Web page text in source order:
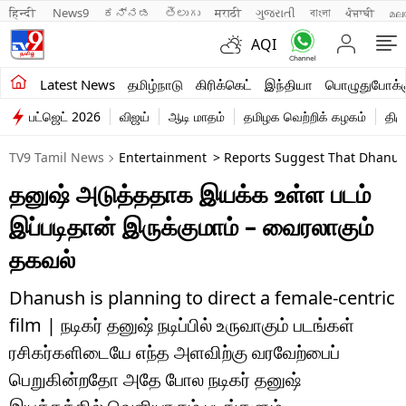
हिन्दी News9 ಕನ್ನಡ తెలుగు मराठी ગુજરાતી বাংলা ਪੰਜਾਬੀ
AQI
Latest News தமிழ்நாடு கிரிக்கெட் இந்தியா
சமீபத்திய செய்திகள்
தமிழ்நாடு
இந்தியா
உலகம்
விளையாட்டு
பொழுதுபோக்கு
லைஃப்ஸ்டைல்
வணிகம்
பட்ஜெட் 2026 விஜய் ஆடி மாதம் தமிழக வெற்றிக் கழகம்
TV9 Tamil News Entertainment > Reports Suggest That
தனுஷ் அடுத்ததாக இயக்க உள்ள படம்
இப்படிதான் இருக்குமாம் – வைரலாகும்
தகவல்
Dhanush is planning to direct a female-centric
film | நடிகர் தனுஷ் நடிப்பில் உருவாகும் படங்கள்
ரசிகர்களிடையே எந்த அளவிற்கு வரவேற்பைப்
பெறுகின்றதோ அதே போல நடிகர் தனுஷ்